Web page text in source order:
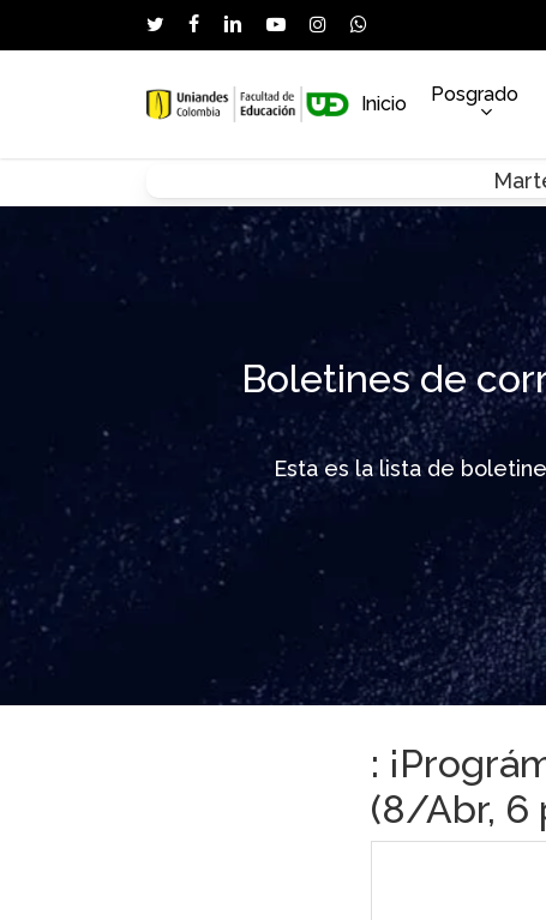
to
twitterfacebooklinkedinyoutubeinstagramwhatsapp
Hit enter to search or ESC to close
Inicio Posgrado
Boletines de
Esta es la lista de
:
(8/Abr, 6